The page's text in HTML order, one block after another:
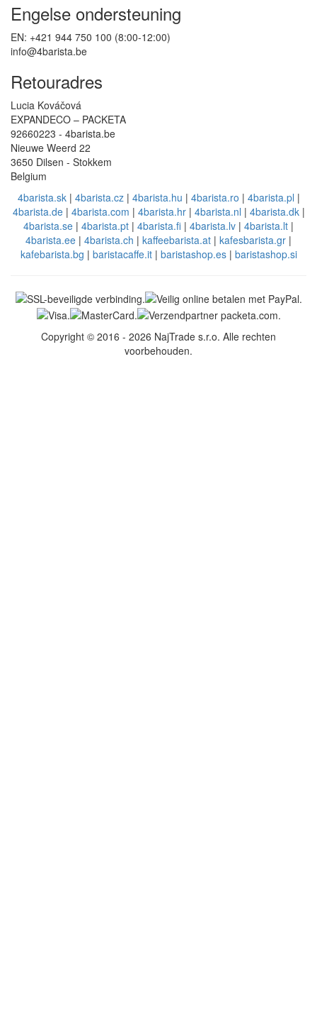
Engelse ondersteuning
EN: +421 944 750 100 (8:00-12:00)
info@4barista.be
Retouradres
Lucia Kováčová
EXPANDECO – PACKETA
92660223 - 4barista.be
Nieuwe Weerd 22
3650 Dilsen - Stokkem
Belgium
4barista.sk| 4barista.cz| 4barista.hu | 4barista.ro | 4barista.pl |
4barista.de| 4barista.com | 4barista.hr| 4barista.nl | 4barista.dk|
4barista.se | 4barista.pt | 4barista.fi | 4barista.lv | 4barista.lt |
4barista.ee | 4barista.ch | kaffeebarista.at | kafesbarista.gr |
kafebarista.bg | baristacaffe.it| baristashop.es| baristashop.si
Copyright © 2016 - 2026 NajTrade s.r.o. Alle rechten
voorbehouden.